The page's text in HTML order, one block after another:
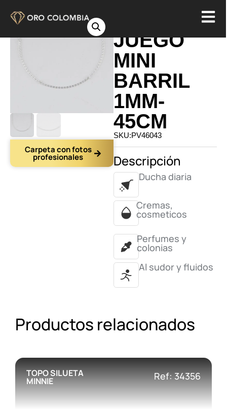
Carpeta con fotos
profesionales
JUEGO
MINI
BARRIL
1MM-
45CM
SKU:PV46043
Descripción
Ducha diaria
Cremas,
cosmeticos
Perfumes y
colonias
Al sudor y fluidos
Productos relacionados
TOPO SILUETA
MINNIE Ref: 34356